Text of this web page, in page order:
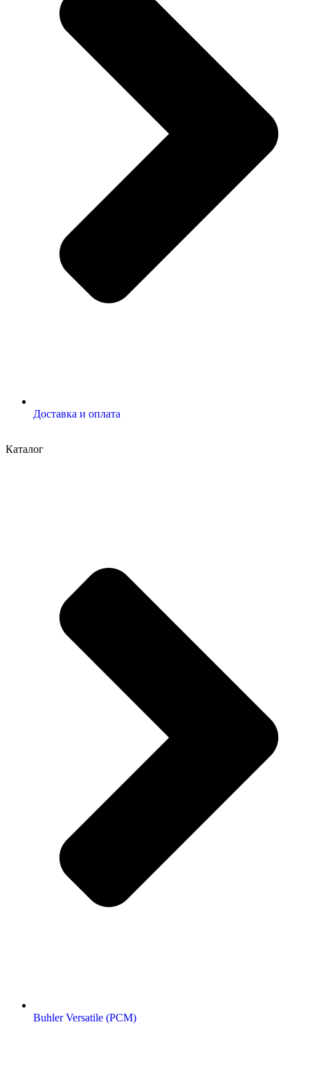
Доставка и оплата
Каталог
Buhler Versatile (РСМ)